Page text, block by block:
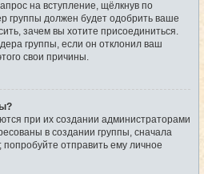
на вступление, щёлкнув по
группы должен будет одобрить ваше
зачем вы хотите присоединиться.
группы, если он отклонил ваш
свои причины.
при их создании администраторами
в создании группы, сначала
отправить ему личное